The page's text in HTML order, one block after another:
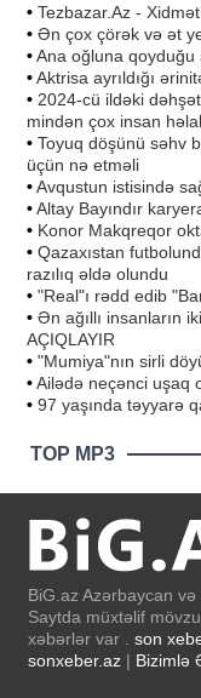
• Tezbazar.Az -
• Ən çox çörək və ət
•Ana oğluna
•Aktrisa ayrıldığı
• 2024-cü ildəki
mindən çox insan
• Toyuq döşünü səhv
üçün nə etməli
•Avqustun istisində
•Altay Bayındır
• Konor Makqreqor
• Qazaxıstan
razılıq əldə olundu
• "Real"ı rədd edib
• Ən ağıllı insanların
AÇIQLAYIR
• "Mumiya"nın sirli
•Ailədə neçənci uşaq
• 97 yaşında təyyarə
TOP MP3
BiG.az Azərbaycan və
Saytda müxtəlif
xəbərlər var . son
sonxeber.az | Bizimlə